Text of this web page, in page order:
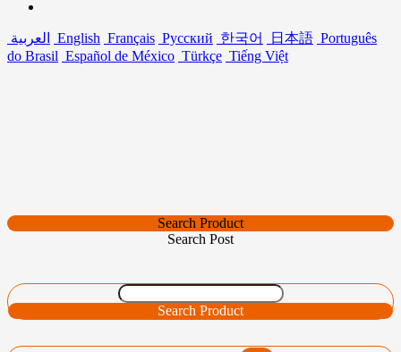
العربية English Français Русский 한국어 日本語 Português
do Brasil Español de México Türkçe Tiếng Việt
Search Product
Search Post
Search Product